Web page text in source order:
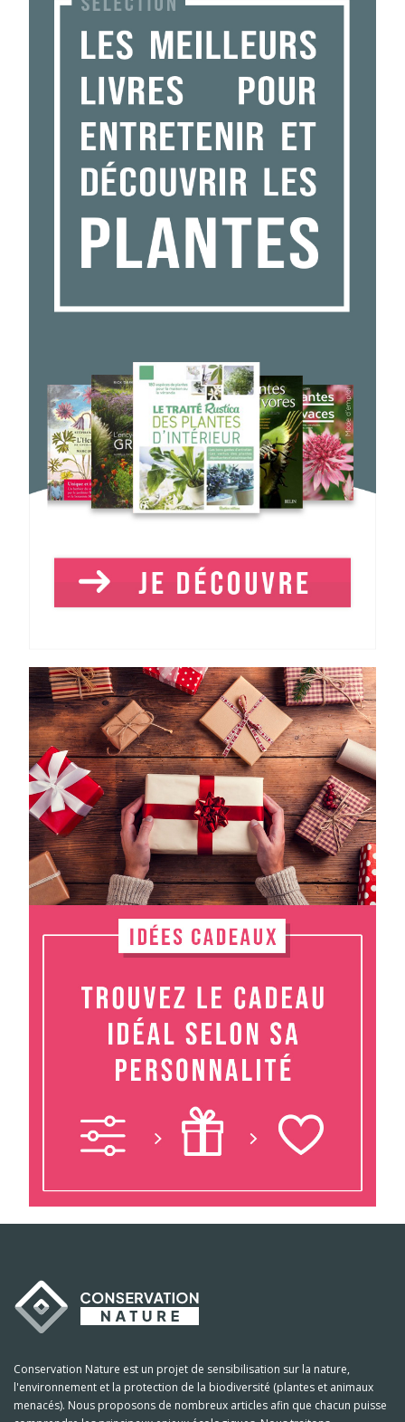
Conservation Nature est un projet de sensibilisation sur la nature,
l'environnement et la protection de la biodiversité (plantes et animaux
menacés). Nous proposons de nombreux articles afin que chacun puisse